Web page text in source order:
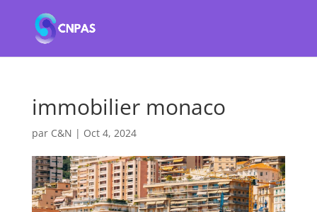
immobilier monaco
par C&N | Oct 4, 2024